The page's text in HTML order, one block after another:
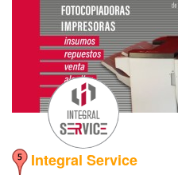
Integral Service